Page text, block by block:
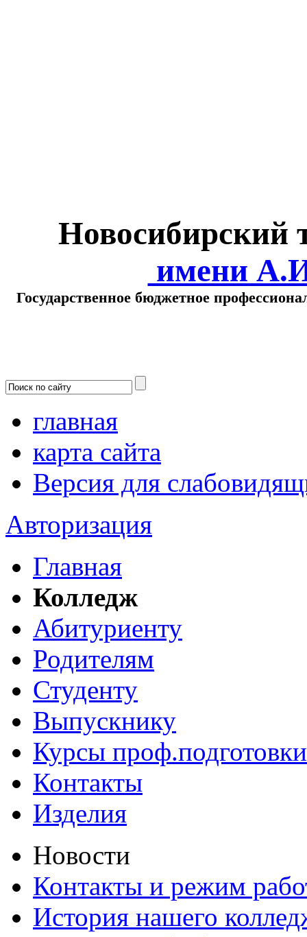
Новосибирский
имени
Государственное бюджетное
главная
карта сайта
Версия для
Авторизация
Главная
Колледж
Абитуриенту
Родителям
Студенту
Выпускнику
Курсы проф.подготовки
Контакты
Изделия
Новости
Контакты и режим
История нашего